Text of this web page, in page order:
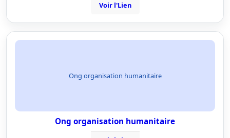
Voir l'Lien
Ong organisation humanitaire
Ong organisation humanitaire